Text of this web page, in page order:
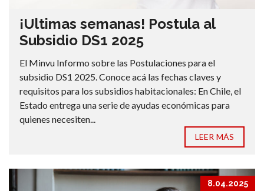
¡Ultimas semanas! Postula al
Subsidio DS1 2025
El Minvu Informo sobre las Postulaciones para el
subsidio DS1 2025. Conoce acá las fechas claves y
requisitos para los subsidios habitacionales: En Chile, el
Estado entrega una serie de ayudas económicas para
quienes necesiten...
LEER MÁS
8.04.2025